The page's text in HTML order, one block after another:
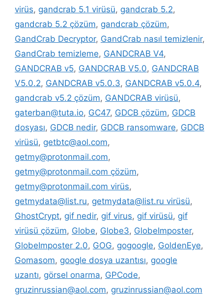
virüs, gandcrab 5.1 virüsü, gandcrab 5.2,
gandcrab 5.2 çözüm, gandcrab çözüm,
GandCrab Decryptor, GandCrab nasıl temizlenir,
GandCrab temizleme, GANDCRAB V4,
GANDCRAB v5, GANDCRAB V5.0, GANDCRAB
V5.0.2, GANDCRAB v5.0.3, GANDCRAB v5.0.4,
gandcrab v5.2 çözüm, GANDCRAB virüsü,
gaterban@tuta.io, GC47, GDCB çözüm, GDCB
dosyası, GDCB nedir, GDCB ransomware, GDCB
virüsü, getbtc@aol.com,
getmy@protonmail.com,
getmy@protonmail.com çözüm,
getmy@protonmail.com virüs,
getmydata@list.ru, getmydata@list.ru virüsü,
GhostCrypt, gif nedir, gif virus, gif virüsü, gif
virüsü çözüm, Globe, Globe3, GlobeImposter,
GlobeImposter 2.0, GOG, gogoogle, GoldenEye,
Gomasom, google dosya uzantısı, google
uzantı, görsel onarma, GPCode,
gruzinrussian@aol.com, gruzinrussian@aol.com